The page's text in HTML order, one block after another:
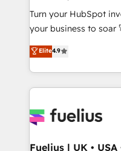
'GuardHub'
42001 - helping you
𝗳𝗼𝗿 𝘁𝗵𝗲 𝗻𝗲𝘅𝘁 𝘀𝘁𝗲𝗽? Click the 👈 '𝗖𝗼𝗻𝘁𝗮𝗰𝘁
𝗯𝘂𝘀𝗶𝗻𝗲𝘀𝘀' button to
𝘳𝘦𝘴𝘱𝘰𝘯𝘴𝘪𝘷𝘦)
Turn your HubSpot
your business to soar 🚀 We’re a team of
HubSpot experts ready to
implement the
environments,
sure you can actually
for you and execute it on
framework, meaning
Elite4.9
Fuelius | UK •